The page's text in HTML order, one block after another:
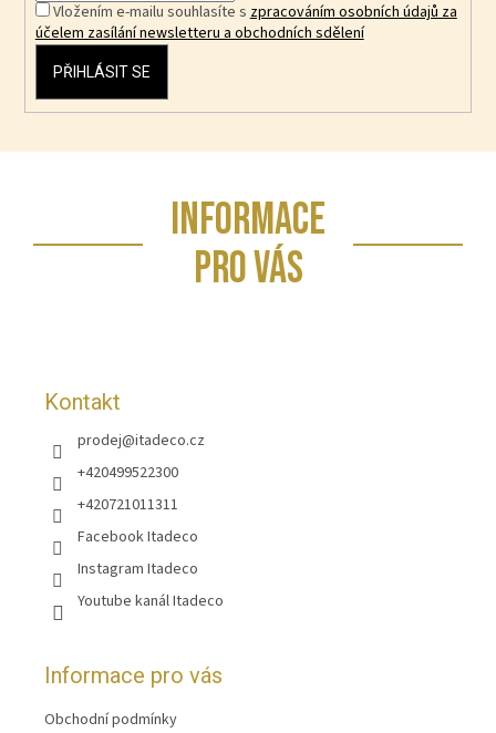
Vložením e-mailu souhlasíte szpracováním osobních údajů za
účelem zasílání newsletteru a obchodních sdělení
PŘIHLÁSIT SE
INFORMACE
PRO VÁS
Kontakt
prodej@itadeco.cz
+420499522300
+420721011311
Facebook Itadeco
Instagram Itadeco
Youtube kanál Itadeco
Informace pro vás
Obchodní podmínky